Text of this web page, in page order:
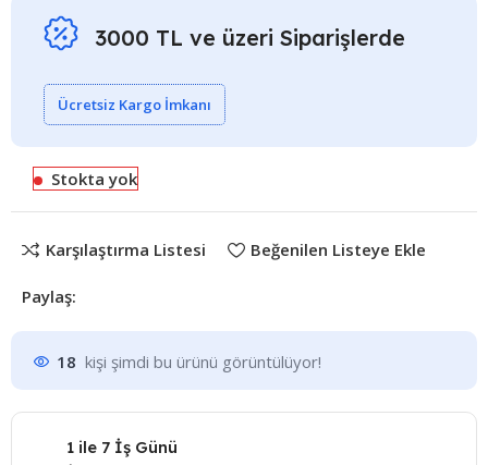
3000 TL ve üzeri Siparişlerde
Ücretsiz Kargo İmkanı
Stokta yok
Karşılaştırma Listesi Beğenilen Listeye Ekle
Paylaş:
18 kişi şimdi bu ürünü görüntülüyor!
1 ile 7 İş Günü